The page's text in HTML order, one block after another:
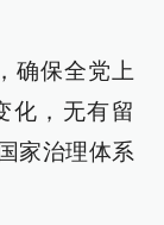
确保全党上
化，无有留
家治理体系